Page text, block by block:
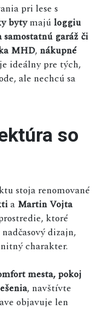
pri lese s
bytymajú loggiu
garáž či
MHD, nákupné
ideálny pre tých,
ale nechcú sa
so
stoja renomované
a Martin Vojta
ktoré
dizajn,
charakter.
mesta, pokoj
, navštívte
objavuje len